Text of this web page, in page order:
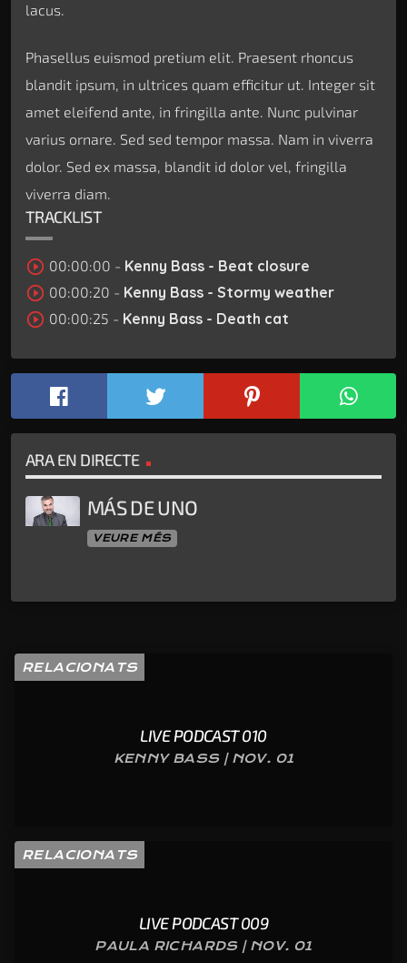
lacus.
Phasellus euismod pretium elit. Praesent rhoncus
blandit ipsum, in ultrices quam efficitur ut. Integer sit
amet eleifend ante, in fringilla ante. Nunc pulvinar
varius ornare. Sed sed tempor massa. Nam in viverra
dolor. Sed ex massa, blandit id dolor vel, fringilla
viverra diam.
TRACKLIST
play_circle_outline 00:00:00 - Kenny Bass - Beat closure
play_circle_outline 00:00:20 - Kenny Bass - Stormy weather
play_circle_outline 00:00:25 - Kenny Bass - Death cat
ARA EN DIRECTE
MÁS DE UNO
VEURE MÉS
RELACIONATS
LIVE PODCAST 010
KENNY BASS | NOV. 01
RELACIONATS
LIVE PODCAST 009
PAULA RICHARDS | NOV. 01